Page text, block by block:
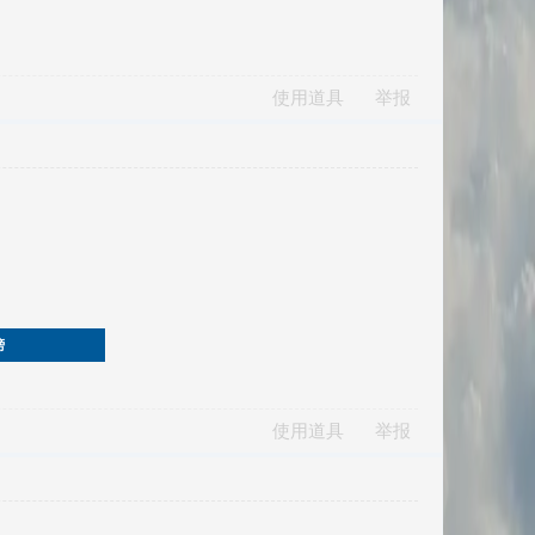
使用道具 举报
使用道具 举报